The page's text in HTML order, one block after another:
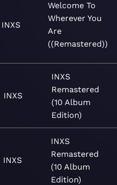
INXS
Welcome To
Wherever You
Are
((Remastered))
INXS
INXS
Remastered
(10 Album
Edition)
INXS
INXS
Remastered
(10 Album
Edition)